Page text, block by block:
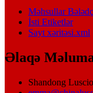
Məhsullar
İsti Etiketlər
Sayt xəritəsi.xml
Əlaqə
Shandong